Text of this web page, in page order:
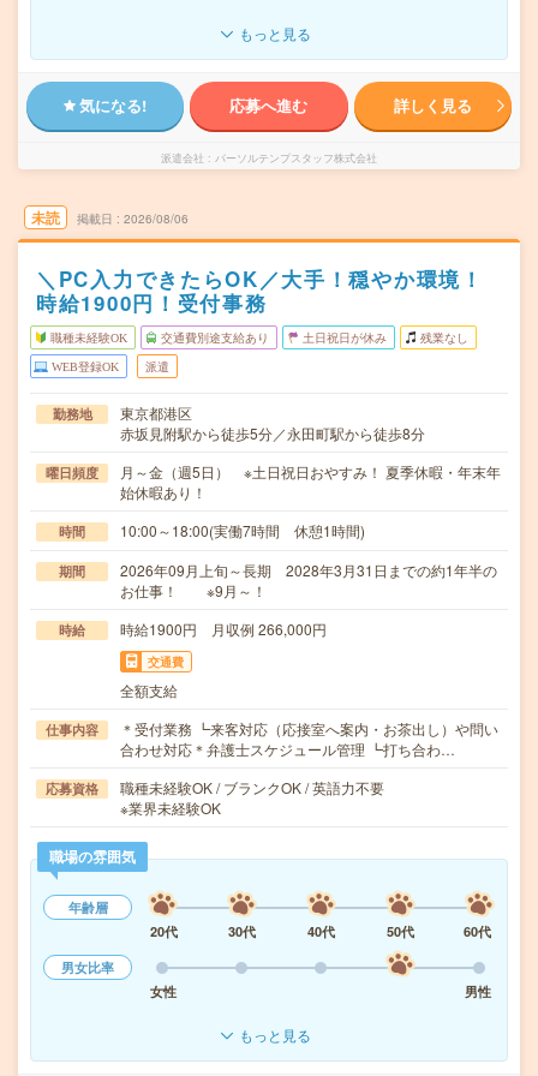
もっと見る
気になる! 応募へ進む 詳しく見る
派遣会社 パーソルテンプスタッフ株式会社
未読 掲載日 2026/08/06
＼PC入力できたらOK／大手！穏やか環境！
時給1900円！受付事務
職種未経験OK 交通費別途支給あり 土日祝日が休み 残業なし
WEB登録OK 派遣
勤務地
東京都港区
赤坂見附駅から徒歩5分／永田町駅から徒歩8分
曜日頻度
月～金（週5日） ※土日祝日おやすみ！ 夏季休暇・年末年
始休暇あり！
時間 10:00～18:00(実働7時間 休憩1時間)
期間
2026年09月上旬～長期 2028年3月31日までの約1年半の
お仕事！ ※9月～！
時給 時給1900円 月収例 266,000円
交通費
全額支給
仕事内容
＊受付業務 ┗来客対応（応接室へ案内・お茶出し）や問い
合わせ対応＊弁護士スケジュール管理 ┗打ち合わ…
応募資格
職種未経験OK / ブランクOK / 英語力不要
※業界未経験OK
職場の雰囲気
年齢層
20代
30代 40代 50代
60代
男女比率
女性
男性
もっと見る